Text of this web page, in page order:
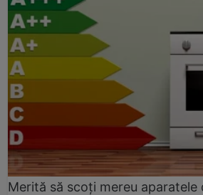
Merită să scoți mereu